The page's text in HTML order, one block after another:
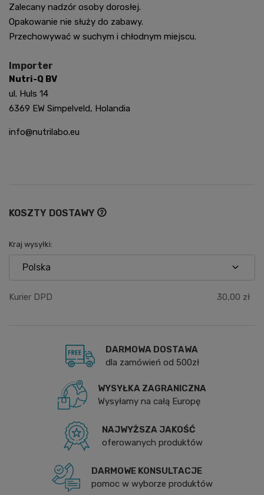
Zalecany nadzór osoby dorosłej.
Opakowanie nie służy do zabawy.
Przechowywać w suchym i chłodnym miejscu.
Importer
Nutri-Q BV
ul. Huls 14
6369 EW Simpelveld, Holandia
info@nutrilabo.eu
KOSZTY DOSTAWY
Cena nie zawiera ewentualnych kosztów płatności
Kraj wysyłki:
Kurier DPD 30,00 zł
DARMOWA DOSTAWA
dla zamówień od 500zł
WYSYŁKA ZAGRANICZNA
Wysyłamy na całą Europę
NAJWYŻSZA JAKOŚĆ
oferowanych produktów
DARMOWE KONSULTACJE
pomoc w wyborze produktów